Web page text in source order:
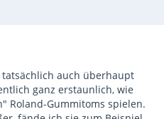
tatsächlich auch überhaupt
ganz erstaunlich, wie
Roland-Gummitoms spielen.